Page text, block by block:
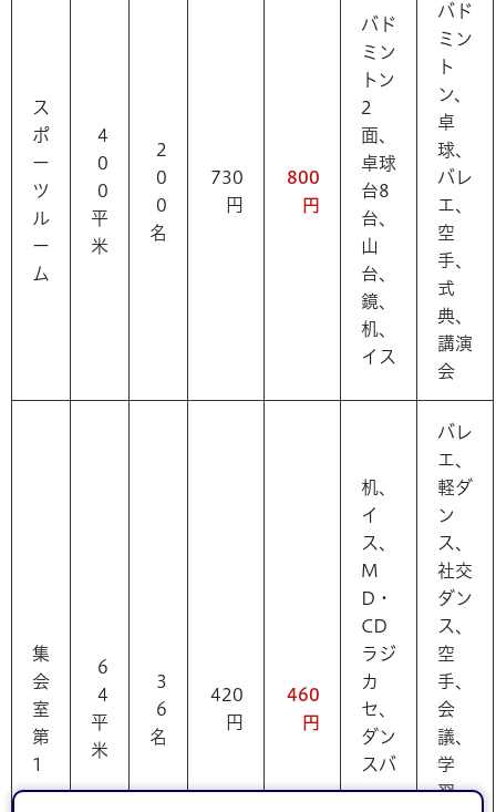
ス
ポ
ー
ツ
ル
ー
ム
4
0
0
平
米
2
0
0
名
730
円
800
円
バド
ミン
トン
2
面、
卓球
台8
台、
山
台、
鏡、
机、
イス
バド
ミン
ト
ン、
卓
球、
バレ
エ、
空
手、
式
典、
講演
会
集
会
室
第
1
6
4
平
米
3
6
名
420
円
460
円
机、
イ
ス、
M
D・
CD
ラジ
カ
セ、
ダン
スバ
ー、
バレ
エ、
軽ダ
ン
ス、
社交
ダン
ス、
空
手、
会
議、
学
習、